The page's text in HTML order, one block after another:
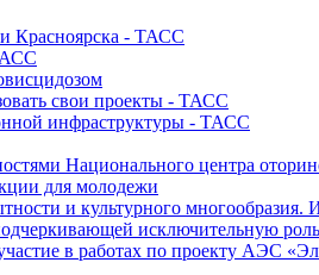
Красноярска - ТАСС
свои проекты - ТАСС
инфраструктуры - ТАСС
Национального центра
для молодежи
и культурного многообразия.
исключительную
в работах по проекту АЭС